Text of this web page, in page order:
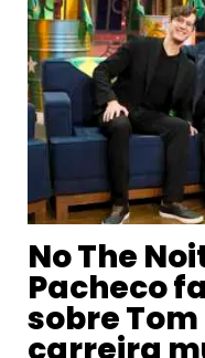
No The
Pacheco
sobre